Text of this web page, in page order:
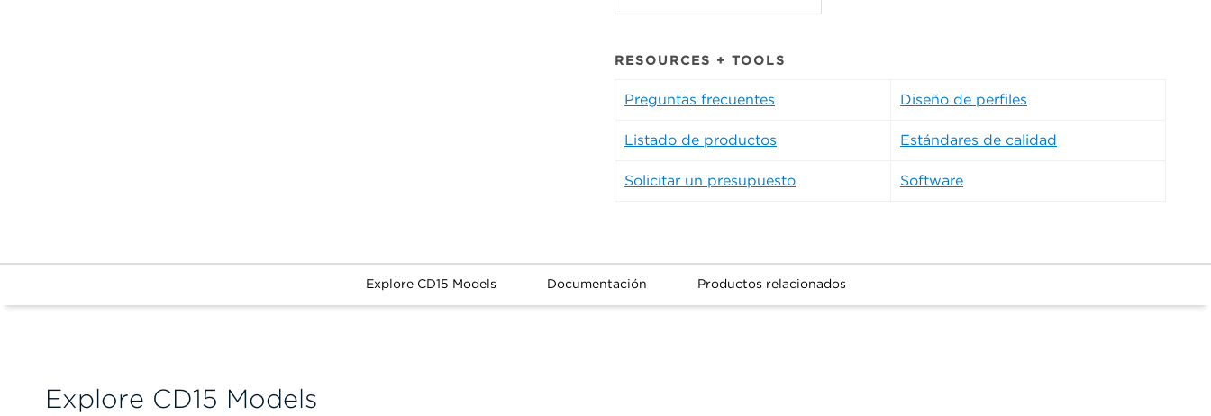
RESOURCES + TOOLS
Preguntas frecuentes Diseño de perfiles
Listado de productos Estándares de calidad
Solicitar un presupuesto Software
Explore CD15 Models Documentación Productos relacionados
Explore CD15 Models